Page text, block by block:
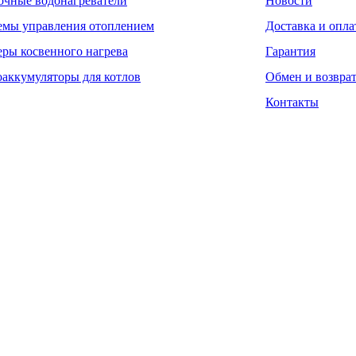
управления отоплением
косвенного нагрева
для котлов
Доставка и
Гарантия
Обмен и возврат
Контакты